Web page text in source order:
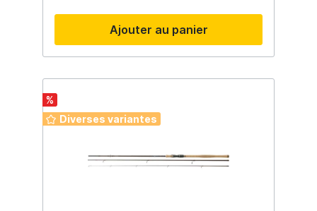
Ajouter au panier
%
Diverses variantes